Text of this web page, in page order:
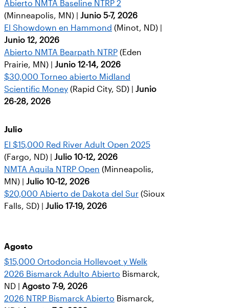
Abierto NMTA Baseline NTRP 2
(Minneapolis, MN) | Junio 5-7, 2026
El Showdown en Hammond (Minot, ND) |
Junio 12, 2026
Abierto NMTA Bearpath NTRP (Eden
Prairie, MN) | Junio 12-14, 2026
$30,000 Torneo abierto Midland
Scientific Money (Rapid City, SD) | Junio
26-28, 2026
Julio
El $15,000 Red River Adult Open 2025
(Fargo, ND) | Julio 10-12, 2026
NMTA Aquila NTRP Open (Minneapolis,
MN) | Julio 10-12, 2026
$20,000 Abierto de Dakota del Sur (Sioux
Falls, SD) | Julio 17-19, 2026
Agosto
$15,000 Ortodoncia Hollevoet y Welk
2026 Bismarck Adulto Abierto Bismarck,
ND | Agosto 7-9, 2026
2026 NTRP Bismarck Abierto Bismarck,